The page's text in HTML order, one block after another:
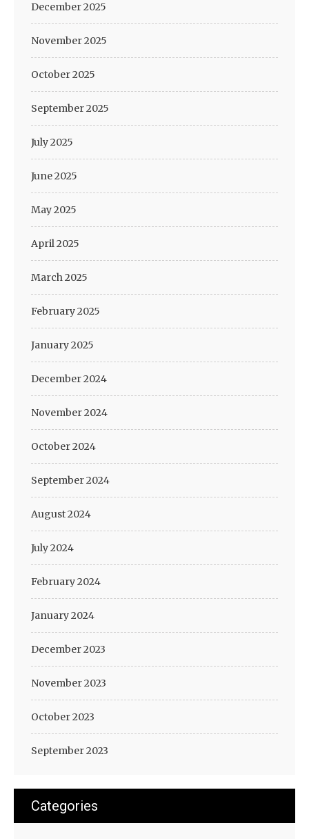
December 2025
November 2025
October 2025
September 2025
July 2025
June 2025
May 2025
April 2025
March 2025
February 2025
January 2025
December 2024
November 2024
October 2024
September 2024
August 2024
July 2024
February 2024
January 2024
December 2023
November 2023
October 2023
September 2023
Categories